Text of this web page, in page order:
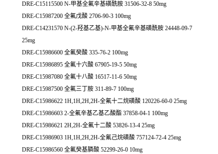
DRE-C15115500 N-甲基全氟辛基磺酰胺 31506-32-8 50mg
DRE-C15987200 全氟戊酸 2706-90-3 100mg
DRE-C14231570 N-(2-羟基乙基)-N-甲基全氟辛基磺酰胺 24448-09-7
25mg
DRE-C15986600 全氟癸酸 335-76-2 100mg
DRE-C15986895 全氟十六酸 67905-19-5 50mg
DRE-C15987080 全氟十八酸 16517-11-6 50mg
DRE-C15987500 全氟三丁胺 311-89-7 100mg
DRE-C15986622 1H,1H,2H,2H-全氟十二烷磺酸 120226-60-0 25mg
DRE-C15986603 2-全氟辛基乙基乙酸酯 37858-04-1 100mg
DRE-C15986621 2H,2H-全氟十二酸 53826-13-4 25mg
DRE-C15986903 1H,1H,2H,2H-全氟己烷磺酸 757124-72-4 25mg
DRE-C15986560 全氟癸基膦酸 52299-26-0 10mg